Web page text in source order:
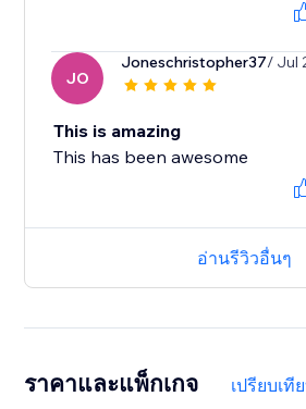
JO
Joneschristopher37/ Jul
This is amazing
This has been awesome
อ่านรีวิวอื่นๆ
ราคาและแพ็กเกจ เปรียบเ